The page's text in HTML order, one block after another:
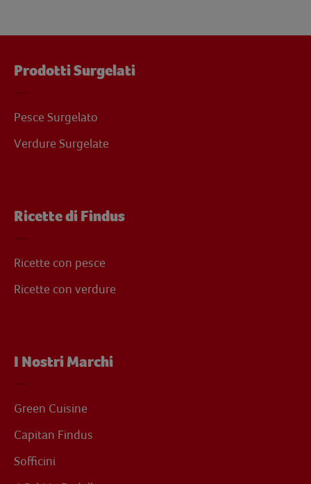
Prodotti Surgelati
Pesce Surgelato
Verdure Surgelate
Ricette di Findus
Ricette con pesce
Ricette con verdure
I Nostri Marchi
Green Cuisine
Capitan Findus
Sofficini